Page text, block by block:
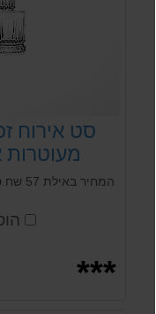
מעוטרות
***